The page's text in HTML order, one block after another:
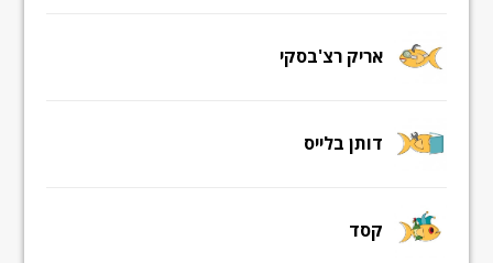
אריק רצ'בסקי
דותן בלייס
קסד